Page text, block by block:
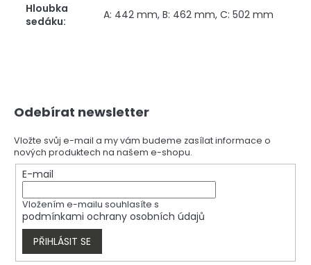
Hloubka
sedáku: A: 442 mm, B: 462 mm, C: 502 mm
Odebírat newsletter
Vložte svůj e-mail a my vám budeme zasílat informace o
nových produktech na našem e-shopu.
E-mail
Vložením e-mailu souhlasíte s
podmínkami ochrany osobních údajů
PŘIHLÁSIT SE